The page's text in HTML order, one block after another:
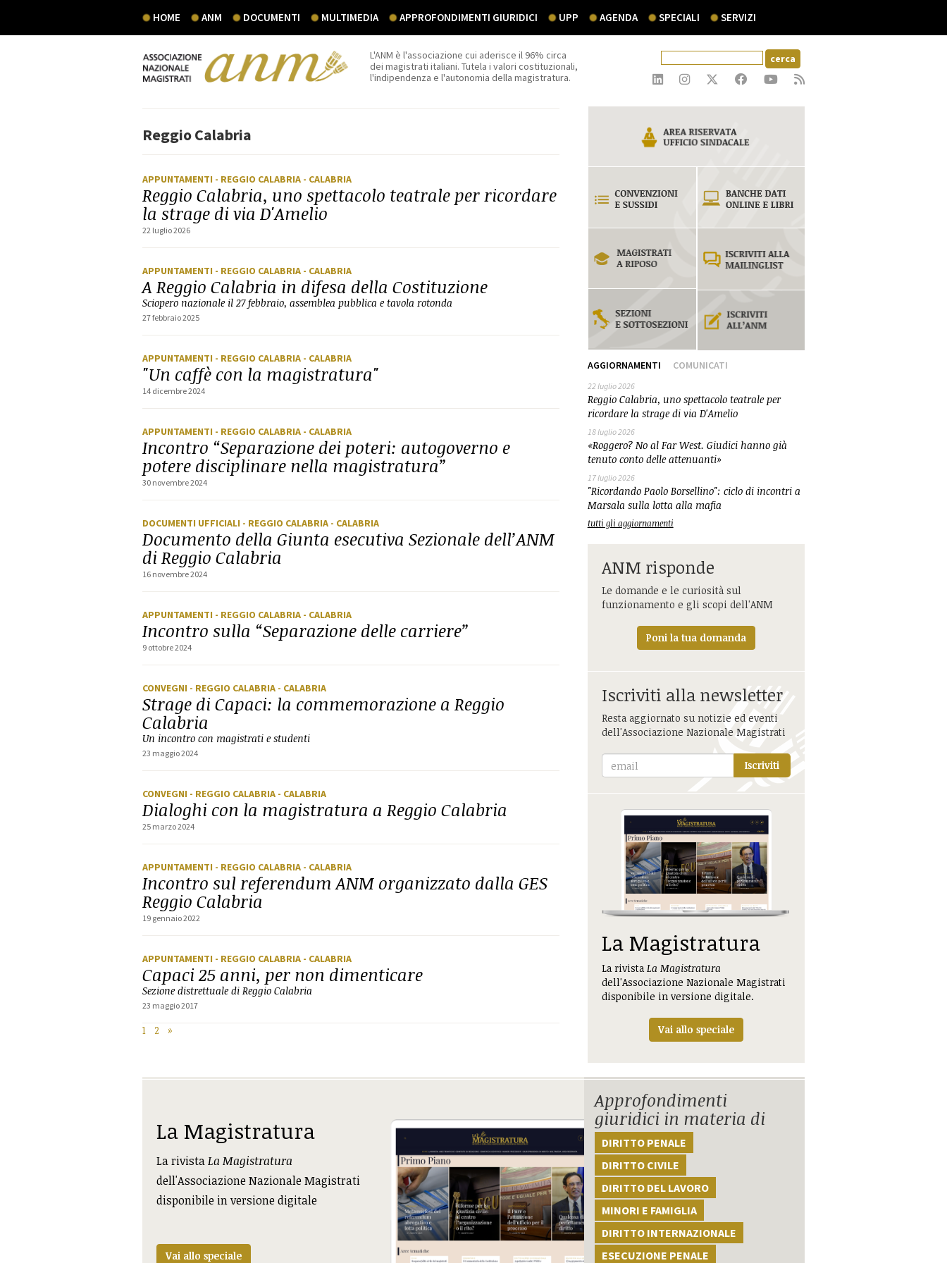
HOME ANM DOCUMENTI MULTIMEDIA APPROFONDIMENTI GIURIDICI UPP AGENDA SPECIALI SERVIZI
L'ANM è l'associazione cui aderisce il 96% circa
dei magistrati italiani. Tutela i valori costituzionali,
l'indipendenza e l'autonomia della magistratura.
Reggio Calabria
APPUNTAMENTI - REGGIO CALABRIA - CALABRIA
Reggio Calabria, uno spettacolo teatrale per ricordare
la strage di via D'Amelio
22 luglio 2026
APPUNTAMENTI - REGGIO CALABRIA - CALABRIA
A Reggio Calabria in difesa della Costituzione
Sciopero nazionale il 27 febbraio, assemblea pubblica e tavola rotonda
27 febbraio 2025
APPUNTAMENTI - REGGIO CALABRIA - CALABRIA
"Un caffè con la magistratura"
14 dicembre 2024
APPUNTAMENTI - REGGIO CALABRIA - CALABRIA
Incontro “Separazione dei poteri: autogoverno e
potere disciplinare nella magistratura”
30 novembre 2024
DOCUMENTI UFFICIALI - REGGIO CALABRIA - CALABRIA
Documento della Giunta esecutiva Sezionale dell’ANM
di Reggio Calabria
16 novembre 2024
APPUNTAMENTI - REGGIO CALABRIA - CALABRIA
Incontro sulla “Separazione delle carriere”
9 ottobre 2024
CONVEGNI - REGGIO CALABRIA - CALABRIA
Strage di Capaci: la commemorazione a Reggio
Calabria
Un incontro con magistrati e studenti
23 maggio 2024
CONVEGNI - REGGIO CALABRIA - CALABRIA
Dialoghi con la magistratura a Reggio Calabria
25 marzo 2024
APPUNTAMENTI - REGGIO CALABRIA - CALABRIA
Incontro sul referendum ANM organizzato dalla GES
Reggio Calabria
19 gennaio 2022
APPUNTAMENTI - REGGIO CALABRIA - CALABRIA
Capaci 25 anni, per non dimenticare
Sezione distrettuale di Reggio Calabria
23 maggio 2017
1 2 »
AGGIORNAMENTI COMUNICATI
22 luglio 2026
Reggio Calabria, uno spettacolo teatrale per
ricordare la strage di via D'Amelio
18 luglio 2026
«Roggero? No al Far West. Giudici hanno già
tenuto conto delle attenuanti»
17 luglio 2026
"Ricordando Paolo Borsellino": ciclo di incontri a
Marsala sulla lotta alla mafia
tutti gli aggiornamenti
ANM risponde
Le domande e le curiosità sul
funzionamento e gli scopi dell'ANM
Poni la tua domanda
Iscriviti alla newsletter
Resta aggiornato su notizie ed eventi
dell'Associazione Nazionale Magistrati
Iscriviti
La Magistratura
La rivista La Magistratura
dell'Associazione Nazionale Magistrati
disponibile in versione digitale.
Vai allo speciale
La Magistratura
La rivistaLa Magistratura
dell'Associazione Nazionale Magistrati
disponibile in versione digitale
Vai allo speciale
Approfondimenti
giuridici in materia di
DIRITTO PENALE
DIRITTO CIVILE
DIRITTO DEL LAVORO
MINORI E FAMIGLIA
DIRITTO INTERNAZIONALE
ESECUZIONE PENALE